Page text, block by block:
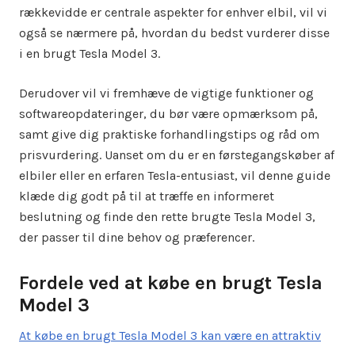
rækkevidde er centrale aspekter for enhver elbil, vil vi
også se nærmere på, hvordan du bedst vurderer disse
i en brugt Tesla Model 3.
Derudover vil vi fremhæve de vigtige funktioner og
softwareopdateringer, du bør være opmærksom på,
samt give dig praktiske forhandlingstips og råd om
prisvurdering. Uanset om du er en førstegangskøber af
elbiler eller en erfaren Tesla-entusiast, vil denne guide
klæde dig godt på til at træffe en informeret
beslutning og finde den rette brugte Tesla Model 3,
der passer til dine behov og præferencer.
Fordele ved at købe en brugt Tesla
Model 3
At købe en brugt Tesla Model 3 kan være en attraktiv